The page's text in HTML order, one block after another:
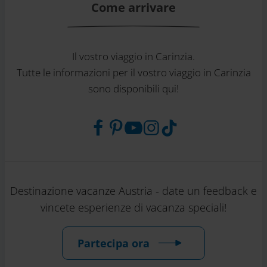
Come arrivare
Il vostro viaggio in Carinzia.
Tutte le informazioni per il vostro viaggio in Carinzia
sono disponibili qui!
Destinazione vacanze Austria - date un feedback e
vincete esperienze di vacanza speciali!
Partecipa ora